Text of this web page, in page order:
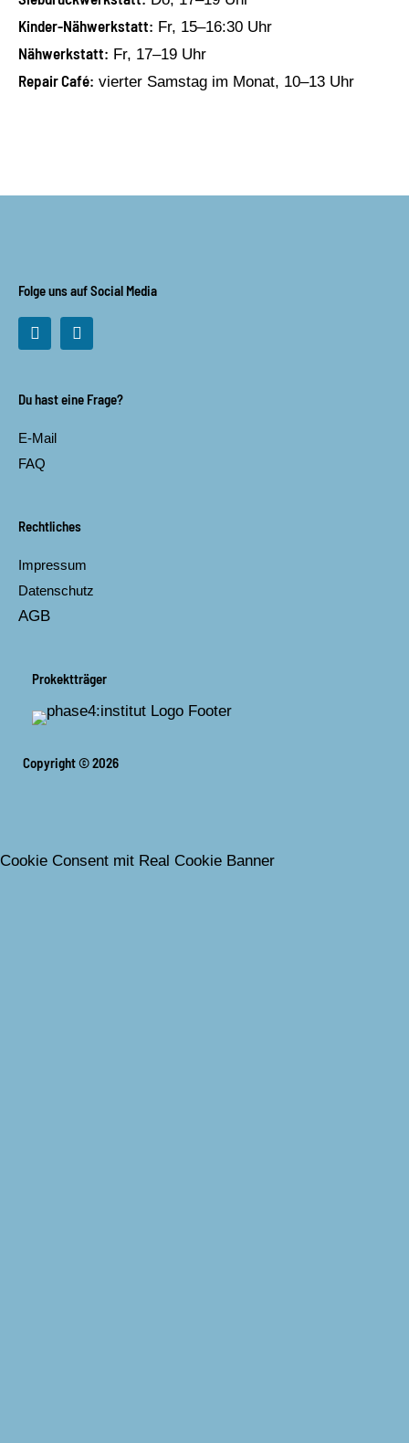
Kinder-Nähwerkstatt: Fr, 15–16:30 Uhr
Nähwerkstatt: Fr, 17–19 Uhr
Repair Café: vierter Samstag im Monat, 10–13 Uhr
Folge uns auf Social Media
F
a
o
k
I
n
g
Du hast eine Frage?
E-Mail
FAQ
Rechtliches
Impressum
Datenschutz
AGB
Prokektträger
Copyright © 2026
Cookie Consent mit Real Cookie Banner